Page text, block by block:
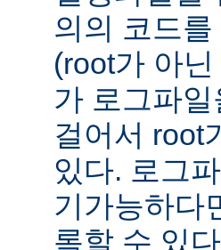
의의 코드
(root가 아
가 로그파
걸어서 root
있다. 로그
기가능하다
록할 수 있